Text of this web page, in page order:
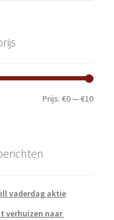
Min.
Max.
Prijs:€0—€10
vaderdag aktie
verhuizen naar